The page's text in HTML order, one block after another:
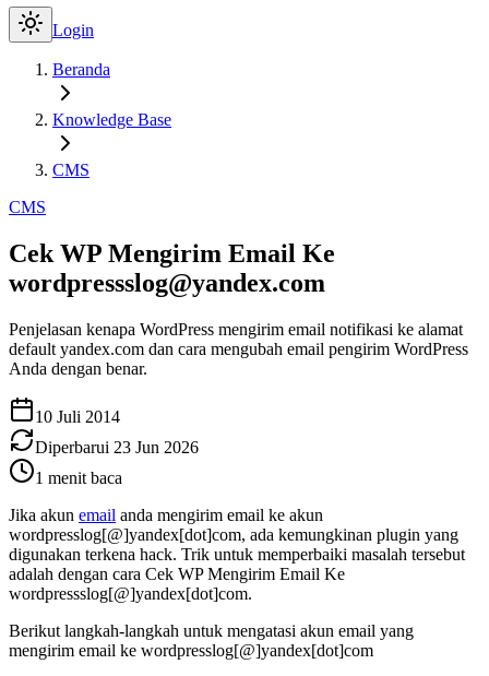
Login
Beranda
Knowledge Base
CMS
CMS
Cek WP Mengirim Email Ke
wordpressslog@yandex.com
Penjelasan kenapa WordPress mengirim email notifikasi ke alamat
default yandex.com dan cara mengubah email pengirim WordPress
Anda dengan benar.
10 Juli 2014
Diperbarui 23 Jun 2026
1 menit baca
Jika akun email anda mengirim email ke akun
wordpresslog[@]yandex[dot]com, ada kemungkinan plugin yang
digunakan terkena hack. Trik untuk memperbaiki masalah tersebut
adalah dengan cara Cek WP Mengirim Email Ke
wordpressslog[@]yandex[dot]com.
Berikut langkah-langkah untuk mengatasi akun email yang
mengirim email ke wordpresslog[@]yandex[dot]com